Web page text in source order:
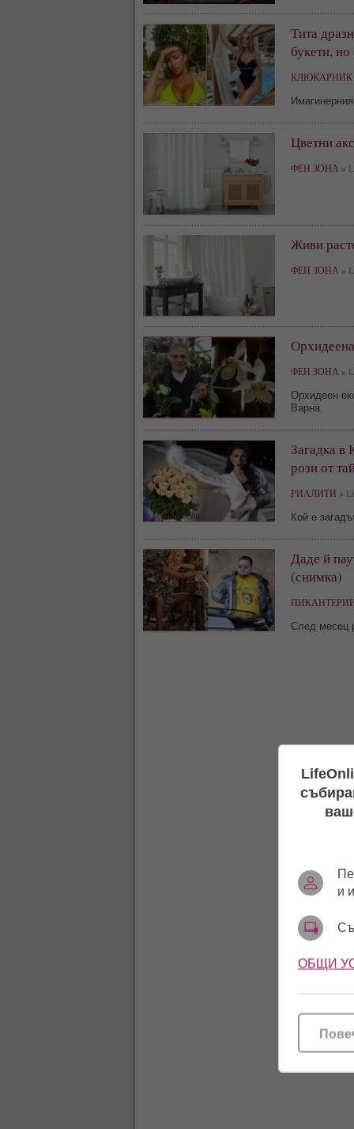
Тита
букети,
КЛЮКАРНИК
Цветни
ФЕН ЗОНА »
Живи
ФЕН ЗОНА »
ФЕН ЗОНА »
Орхидеен
Варна.
Загадка в
рози от
РИАЛИТИ »
Кой е
Даде й
(снимка)
След месец
и
ОБЩИ